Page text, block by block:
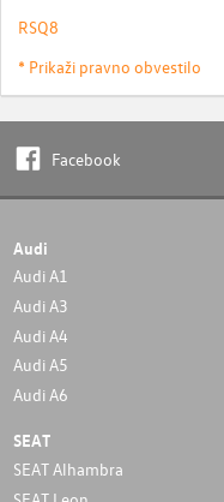
RSQ8
* Prikaži pravno obvestilo
Facebook
Audi
Audi A1
Audi A3
Audi A4
Audi A5
Audi A6
SEAT
SEAT Alhambra